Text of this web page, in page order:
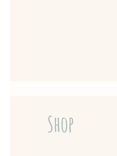
Shop